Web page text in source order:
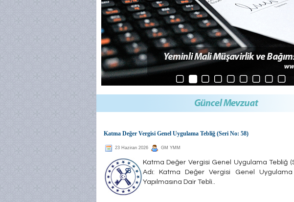
Katma Değer Vergisi Genel Uygulama Tebliğ (Seri No: 58)
23 Haziran 2026 GM YMM
Katma Değer Vergisi Genel Uygulama Tebliğ
Adı: Katma Değer Vergisi Genel Uygulama
Yapılmasına Dair Tebli..